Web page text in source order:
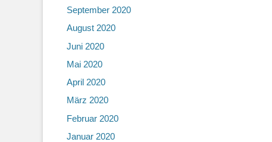
September 2020
August 2020
Juni 2020
Mai 2020
April 2020
März 2020
Februar 2020
Januar 2020